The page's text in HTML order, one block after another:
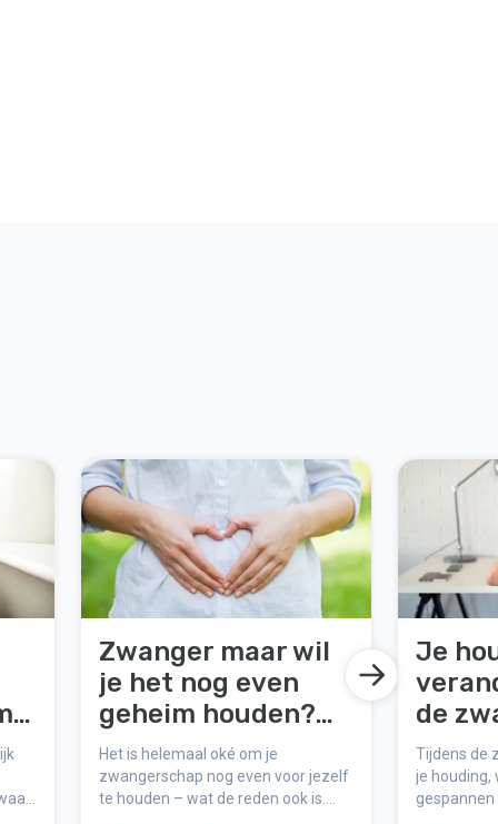
Zwanger maar wil
je het nog even
geheim houden?
Slimme tips voor
het eerste
trimester
Het is helemaal oké om je
zwangerschap nog even voor jezelf
te houden – wat de reden ook is.
Je
de
zo
je
Tijdens de
je houding,